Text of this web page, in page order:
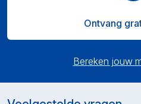
Ontvang
Bereken jouw